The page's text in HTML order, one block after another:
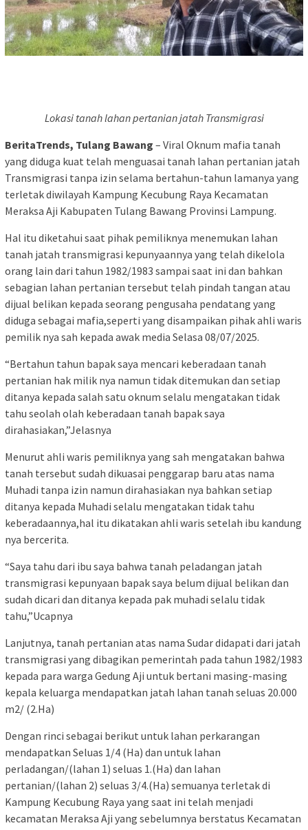
Lokasi tanah lahan pertanian jatah Transmigrasi
BeritaTrends, Tulang Bawang – Viral Oknum mafia tanah
yang diduga kuat telah menguasai tanah lahan pertanian jatah
Transmigrasi tanpa izin selama bertahun-tahun lamanya yang
terletak diwilayah Kampung Kecubung Raya Kecamatan
Meraksa Aji Kabupaten Tulang Bawang Provinsi Lampung.
Hal itu diketahui saat pihak pemiliknya menemukan lahan
tanah jatah transmigrasi kepunyaannya yang telah dikelola
orang lain dari tahun 1982/1983 sampai saat ini dan bahkan
sebagian lahan pertanian tersebut telah pindah tangan atau
dijual belikan kepada seorang pengusaha pendatang yang
diduga sebagai mafia,seperti yang disampaikan pihak ahli waris
pemilik nya sah kepada awak media Selasa 08/07/2025.
“Bertahun tahun bapak saya mencari keberadaan tanah
pertanian hak milik nya namun tidak ditemukan dan setiap
ditanya kepada salah satu oknum selalu mengatakan tidak
tahu seolah olah keberadaan tanah bapak saya
dirahasiakan,”Jelasnya
Menurut ahli waris pemiliknya yang sah mengatakan bahwa
tanah tersebut sudah dikuasai penggarap baru atas nama
Muhadi tanpa izin namun dirahasiakan nya bahkan setiap
ditanya kepada Muhadi selalu mengatakan tidak tahu
keberadaannya,hal itu dikatakan ahli waris setelah ibu kandung
nya bercerita.
“Saya tahu dari ibu saya bahwa tanah peladangan jatah
transmigrasi kepunyaan bapak saya belum dijual belikan dan
sudah dicari dan ditanya kepada pak muhadi selalu tidak
tahu,”Ucapnya
Lanjutnya, tanah pertanian atas nama Sudar didapati dari jatah
transmigrasi yang dibagikan pemerintah pada tahun 1982/1983
kepada para warga Gedung Aji untuk bertani masing-masing
kepala keluarga mendapatkan jatah lahan tanah seluas 20.000
m2/ (2.Ha)
Dengan rinci sebagai berikut untuk lahan perkarangan
mendapatkan Seluas 1/4 (Ha) dan untuk lahan
perladangan/(lahan 1) seluas 1.(Ha) dan lahan
pertanian/(lahan 2) seluas 3/4.(Ha) semuanya terletak di
Kampung Kecubung Raya yang saat ini telah menjadi
kecamatan Meraksa Aji yang sebelumnya berstatus Kecamatan